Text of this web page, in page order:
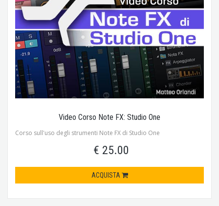
Video Corso Note FX: Studio One
Corso sull'uso degli strumenti Note FX di Studio One
€ 25.00
ACQUISTA